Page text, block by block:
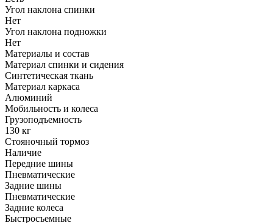
Угол наклона спинки
Нет
Угол наклона подножки
Нет
Материалы и состав
Материал спинки и сидения
Синтетическая ткань
Материал каркаса
Алюминий
Мобильность и колеса
Грузоподъемность
130 кг
Стояночный тормоз
Наличие
Передние шины
Пневматические
Задние шины
Пневматические
Задние колеса
Быстросъемные